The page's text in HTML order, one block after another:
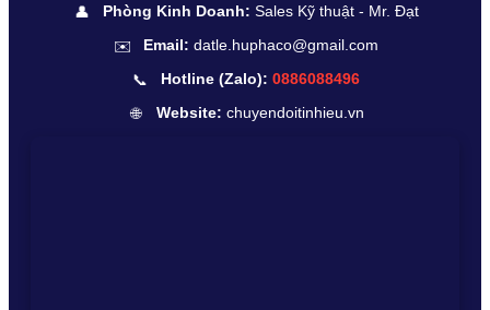
👤 Phòng Kinh Doanh: Sales Kỹ thuật - Mr. Đạt
✉️ Email: datle.huphaco@gmail.com
📞 Hotline (Zalo): 0886088496
🌐 Website: chuyendoitinhieu.vn